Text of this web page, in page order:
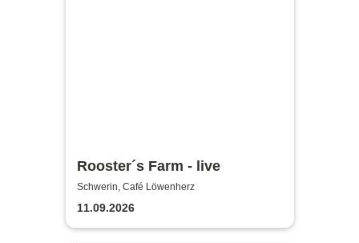
Rooster´s Farm - live
Schwerin, Café Löwenherz
11.09.2026